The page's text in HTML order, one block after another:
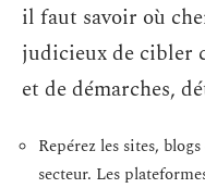
il faut savoir où
judicieux de cibler
et de démarches,
Repérez les sites,
secteur. Les